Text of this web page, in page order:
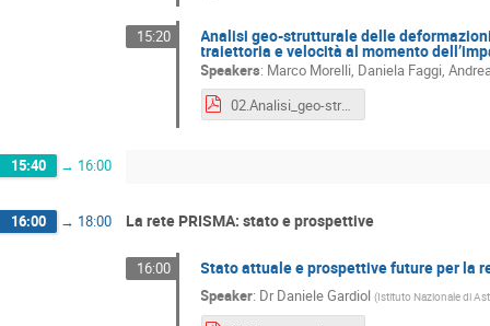
15:20 Analisi geo-strutturale delle
traiettoria e velocità al momento
Speakers: Marco Morelli, Daniela Faggi,
02.Analisi_geo-strutturale_deformazioni_Bolide_Matera.pdf
15:40 → 16:00
16:00 → 18:00 La rete PRISMA: stato e prospettive
16:00 Stato attuale e prospettive future per la
Speaker: DrDaniele Gardiol (Istituto Nazionale di